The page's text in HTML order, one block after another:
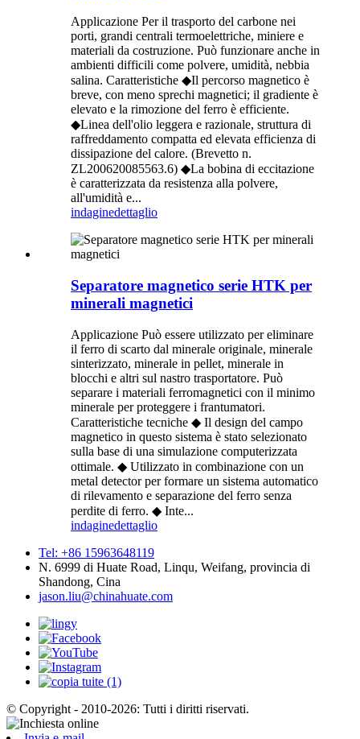
Applicazione Per il trasporto del carbone nei
porti, grandi centrali termoelettriche, miniere e
materiali da costruzione. Può funzionare anche in
ambienti difficili come polvere, umidità, nebbia
salina. Caratteristiche ◆Il percorso magnetico è
breve, con meno sprechi magnetici; il gradiente è
elevato e la rimozione del ferro è efficiente.
◆Linea dell'olio leggera e razionale, struttura di
raffreddamento compatta ed elevata efficienza di
dissipazione del calore. (Brevetto n.
ZL200620085563.6) ◆La bobina di eccitazione
è caratterizzata da resistenza alla polvere,
all'umidità e...
indaginedettaglio
Separatore magnetico serie HTK per
minerali magnetici
Applicazione Può essere utilizzato per eliminare
il ferro di scarto dal minerale originale, minerale
sinterizzato, minerale in pellet, minerale in
blocchi e altri sul nastro trasportatore. Può
separare i materiali ferromagnetici con il minimo
minerale per proteggere i frantumatori.
Caratteristiche tecniche ◆ Il design del campo
magnetico in questo sistema è stato selezionato
sulla base di una simulazione computerizzata
ottimale. ◆ Utilizzato in combinazione con un
metal detector per formare un sistema automatico
di rilevamento e separazione del ferro senza
perdite di ferro. ◆ Inte...
indaginedettaglio
Tel: +86 15963648119
N. 6999 di Huate Road, Linqu, Weifang, provincia di
Shandong, Cina
jason.liu@chinahuate.com
© Copyright - 2010-2026: Tutti i diritti riservati.